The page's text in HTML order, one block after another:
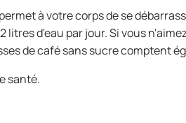
à votre corps de se
d'eau par jour. Si vous
de café sans sucre comptent
santé.